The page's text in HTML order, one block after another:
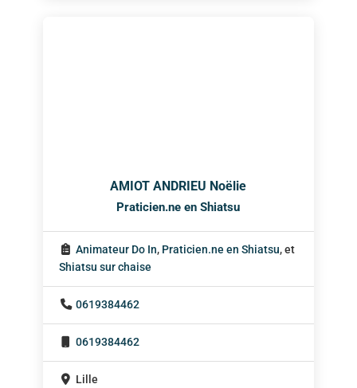
AMIOT ANDRIEU Noëlie
Praticien.ne en Shiatsu
Animateur Do In, Praticien.ne en Shiatsu, et
Shiatsu sur chaise
0619384462
0619384462
Lille